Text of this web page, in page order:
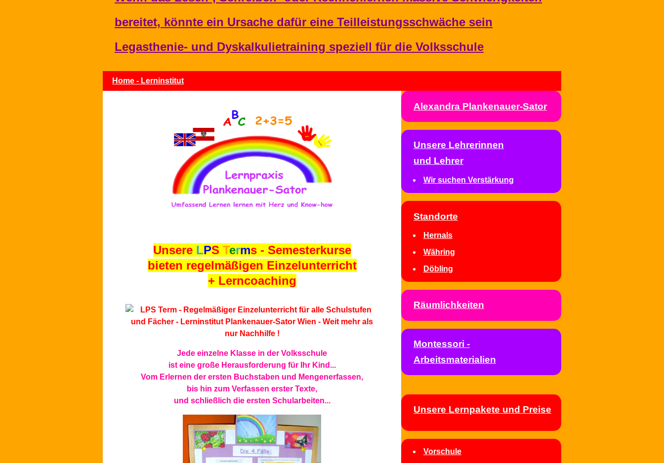
bereitet, könnte ein Ursache dafür eine Teilleistungsschwäche sein
Legasthenie- und Dyskalkulietraining speziell für die Volksschule
Home - Lerninstitut
Unsere LPS Terms- Semesterkurse
bieten regelmäßigen Einzelunterricht
+ Lerncoaching
Jede einzelne Klasse in der Volksschule
ist eine große Herausforderung für Ihr Kind...
Vom Erlernen der ersten Buchstaben und Mengenerfassen,
bis hin zum Verfassen erster Texte,
und schließlich die ersten Schularbeiten...
Alexandra Plankenauer-Sator
Unsere Lehrerinnen
und Lehrer
Wir suchen Verstärkung
Standorte
Hernals
Währing
Döbling
Räumlichkeiten
Montessori -
Arbeitsmaterialien
Unsere Lernpakete und Preise
Vorschule